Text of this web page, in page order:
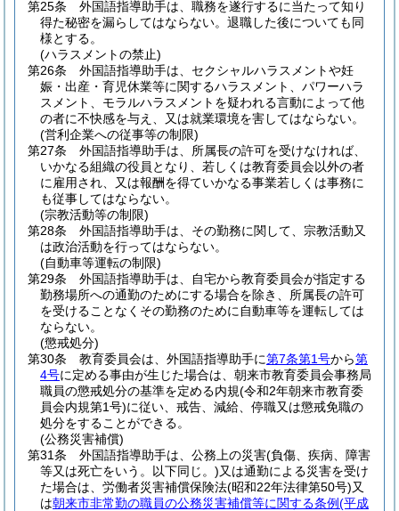
第25条
外国語指導助手は、職務を遂行するに当たって知り
得た秘密を漏らしてはならない。 退職した後についても同
様とする。
(ハラスメントの禁止)
第26条
外国語指導助手は、セクシャルハラスメントや妊
娠・出産・育児休業等に関するハラスメント、パワーハラ
スメント、モラルハラスメントを疑われる言動によって他
の者に不快感を与え、又は就業環境を害してはならない。
(営利企業への従事等の制限)
第27条
外国語指導助手は、所属長の許可を受けなければ、
いかなる組織の役員となり、若しくは教育委員会以外の者
に雇用され、又は報酬を得ていかなる事業若しくは事務に
も従事してはならない。
(宗教活動等の制限)
第28条
外国語指導助手は、その勤務に関して、宗教活動又
は政治活動を行ってはならない。
(自動車等運転の制限)
第29条
外国語指導助手は、自宅から教育委員会が指定する
勤務場所への通勤のためにする場合を除き、所属長の許可
を受けることなくその勤務のために自動車等を運転しては
ならない。
(懲戒処分)
第30条
教育委員会は、外国語指導助手に第7条第1号から第
4号に定める事由が生じた場合は、朝来市教育委員会事務局
職員の懲戒処分の基準を定める内規(令和2年朝来市教育委
員会内規第1号)に従い、戒告、減給、停職又は懲戒免職の
処分をすることができる。
(公務災害補償)
第31条
外国語指導助手は、公務上の災害(負傷、疾病、障害
等又は死亡をいう。以下同じ。)又は通勤による災害を受け
た場合は、労働者災害補償保険法(昭和22年法律第50号)又
は朝来市非常勤の職員の公務災害補償等に関する条例(平成